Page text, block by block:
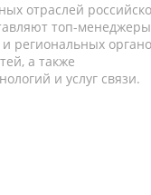
отраслей
топ-
региональных
а также
и услуг связи.